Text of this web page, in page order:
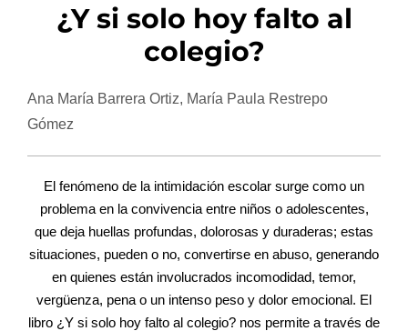
¿Y si solo hoy falto al
colegio?
Ana María Barrera Ortiz, María Paula Restrepo
Gómez
El fenómeno de la intimidación escolar surge como un
problema en la convivencia entre niños o adolescentes,
que deja huellas profundas, dolorosas y duraderas; estas
situaciones, pueden o no, convertirse en abuso, generando
en quienes están involucrados incomodidad, temor,
vergüenza, pena o un intenso peso y dolor emocional. El
libro ¿Y si solo hoy falto al colegio? nos permite a través de